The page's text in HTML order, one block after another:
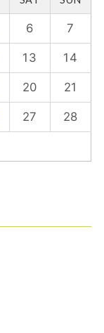
6 7
13 14
20 21
27 28